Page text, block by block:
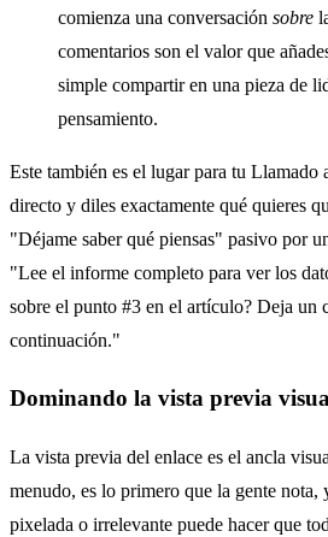
comienza una conversación sobre
comentarios son el valor que
simple compartir en una pieza de
pensamiento.
Este también es el lugar para tu
directo y diles exactamente qué quieres
"Déjame saber qué piensas" pasivo por
"Lee el informe completo para ver los
sobre el punto #3 en el artículo? Deja un
continuación."
Dominando la vista previa
La vista previa del enlace es el ancla
menudo, es lo primero que la gente nota,
pixelada o irrelevante puede hacer que